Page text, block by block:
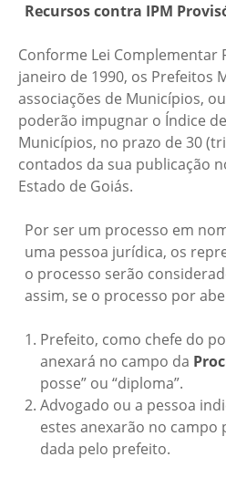
Recursos contra IPM
Conforme Lei Complementar
janeiro de 1990, os Prefeitos
associações de Municípios,
poderão impugnar o Índice
Municípios, no prazo de 30
contados da sua publicação
Estado de Goiás.
Por ser um processo em
uma pessoa jurídica, os
o processo serão
assim, se o processo por
Prefeito, como chefe do
anexará no campo da
posse” ou “diploma”.
Advogado ou a pessoa
estes anexarão no
dada pelo prefeito.